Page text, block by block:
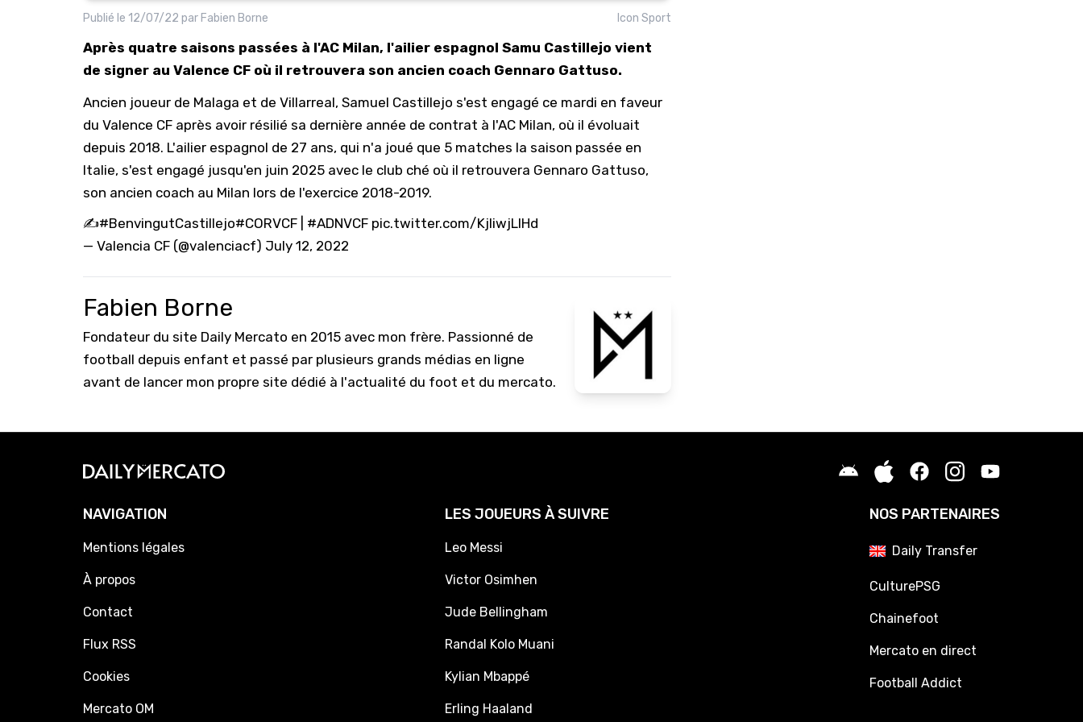
Publié le 12/07/22 par Fabien Borne Icon Sport
Après quatre saisons passées à l'AC Milan, l'ailier espagnol Samu Castillejo vient
de signer au Valence CF où il retrouvera son ancien coach Gennaro Gattuso.
Ancien joueur de Malaga et de Villarreal, Samuel Castillejo s'est engagé ce mardi en faveur
du Valence CF après avoir résilié sa dernière année de contrat à l'AC Milan, où il évoluait
depuis 2018. L'ailier espagnol de 27 ans, qui n'a joué que 5 matches la saison passée en
Italie, s'est engagé jusqu'en juin 2025 avec le club ché où il retrouvera Gennaro Gattuso,
son ancien coach au Milan lors de l'exercice 2018-2019.
✍️#BenvingutCastillejo#CORVCF #ADNVCF pic.twitter.com/KjliwjLlHd
— Valencia CF (@valenciacf) July 12, 2022
Fabien Borne
Fondateur du site Daily Mercato en 2015 avec mon frère. Passionné de
football depuis enfant et passé par plusieurs grands médias en ligne
avant de lancer mon propre site dédié à l'actualité du foot et du mercato.
NAVIGATION
Mentions légales
À propos
Contact
Flux RSS
Cookies
Mercato OM
LES JOUEURS À SUIVRE
Leo Messi
Victor Osimhen
Jude Bellingham
Randal Kolo Muani
Kylian Mbappé
Erling Haaland
NOS PARTENAIRES
Daily Transfer
CulturePSG
Chainefoot
Mercato en direct
Football Addict